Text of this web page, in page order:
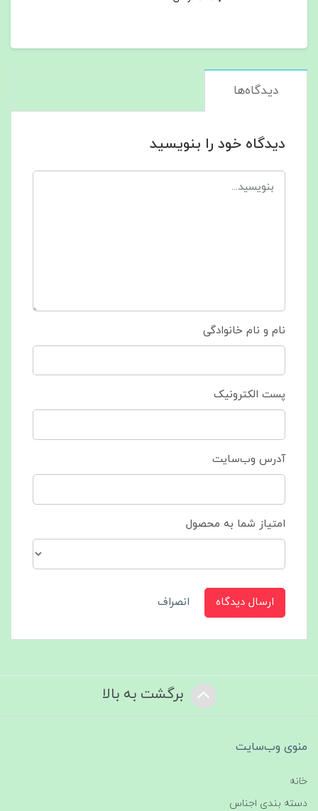
دیدگاه‌ها
دیدگاه خود را بنویسید
نام و نام خانوادگی
پست الکترونیک
آدرس وب‌سایت
امتیاز شما به محصول
ارسال دیدگاه انصراف
برگشت به بالا
منوی وب‌سایت
خانه
دسته بندی اجناس